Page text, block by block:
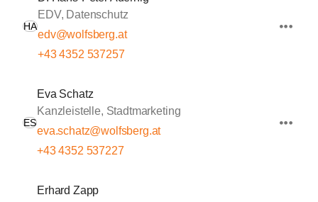
HA
EDV, Datenschutz
edv@wolfsberg.at
+43 4352 537257
ES
Eva Schatz
Kanzleistelle, Stadtmarketing
eva.schatz@wolfsberg.at
+43 4352 537227
Erhard Zapp